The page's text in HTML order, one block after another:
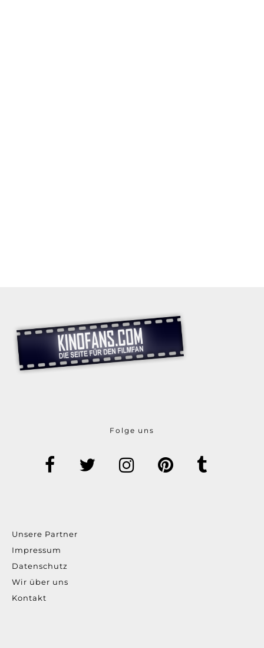
Folge uns
Unsere Partner
Impressum
Datenschutz
Wir über uns
Kontakt